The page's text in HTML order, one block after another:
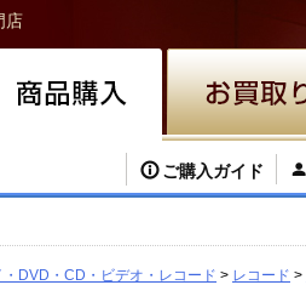
店
ご購入ガイド
・DVD・CD・ビデオ・レコード レコード